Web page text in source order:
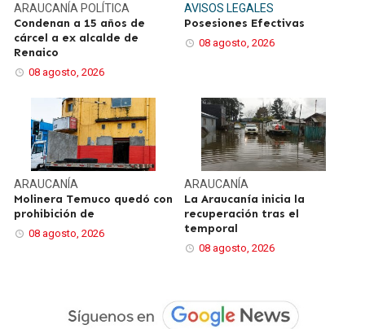
ARAUCANÍA POLÍTICA
Condenan a 15 años de
cárcel a ex alcalde de
Renaico
08 agosto, 2026
AVISOS LEGALES
Posesiones Efectivas
08 agosto, 2026
ARAUCANÍA
Molinera Temuco quedó con
prohibición de
08 agosto, 2026
ARAUCANÍA
La Araucanía inicia la
recuperación tras el
temporal
08 agosto, 2026